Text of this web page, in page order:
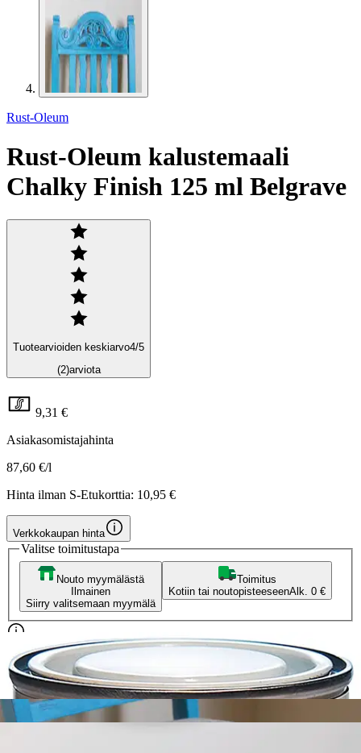
Rust-Oleum
Rust-Oleum kalustemaali
Chalky Finish 125 ml Belgrave
Tuotearvioiden keskiarvo4/5
(2)arviota
9,31 €
Asiakasomistajahinta
87,60 €/l
Hinta ilman S-Etukorttia: 10,95 €
Verkkokaupan hinta
Valitse toimitustapa
Nouto myymälästä
Ilmainen
Siirry valitsemaan myymälä
Toimitus
Kotiin tai noutopisteeseenAlk. 0 €
Ilmainen toimitus yli 100 €:n tilauksille
Postin pakettiautomaattiin tai
palvelupisteeseen!